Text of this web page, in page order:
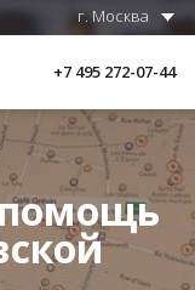
г. Москва
+7 495 272-07-44